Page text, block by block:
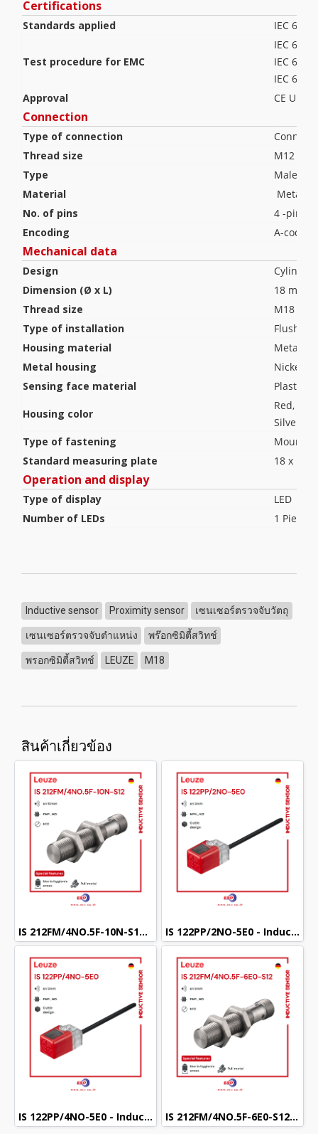
Certifications
Standards applied IEC
Test procedure for EMC
IEC
IEC
IEC
Approval
CE UL US
Connection
Type of connection
Thread size
M12
Type
Male
Material
Metal
No. of pins
4 -pin
Encoding
A-coded
Mechanical data
Design
Dimension (Ø x L)
18 mm x
Thread size
M18 x 1
Type of installation
Flush
Housing material
Metal
Metal housing
Nickel-
Sensing face material
Plastic,
Housing color
Red,
Silver
Type of fastening
Standard measuring plate
18 x 18
Operation and display
Type of display
LED
Number of LEDs
1 Piece(s)
Inductive sensor Proximity sensor เซนเซอร์ตรวจจับวัตถุ
เซนเซอร์ตรวจจับตำแหน่ง พร๊อกซิมิตี้สวิทช์
พรอกซิมิตี้สวิทช์ LEUZE M18
สินค้าเกี่ยวข้อง
IS 212FM/4NO.5F-10N-S12 - Inductive sensor (M12) (PNP NO) IS 122PP/2NO-5E0 - Inductive sensor (Cubic) (NPN NO)
IS 122PP/4NO-5E0 - Inductive sensor (Cubic) (PNP NO) IS 212FM/4NO.5F-6E0-S12 - Inductive sensor (M12) (PNP NO)